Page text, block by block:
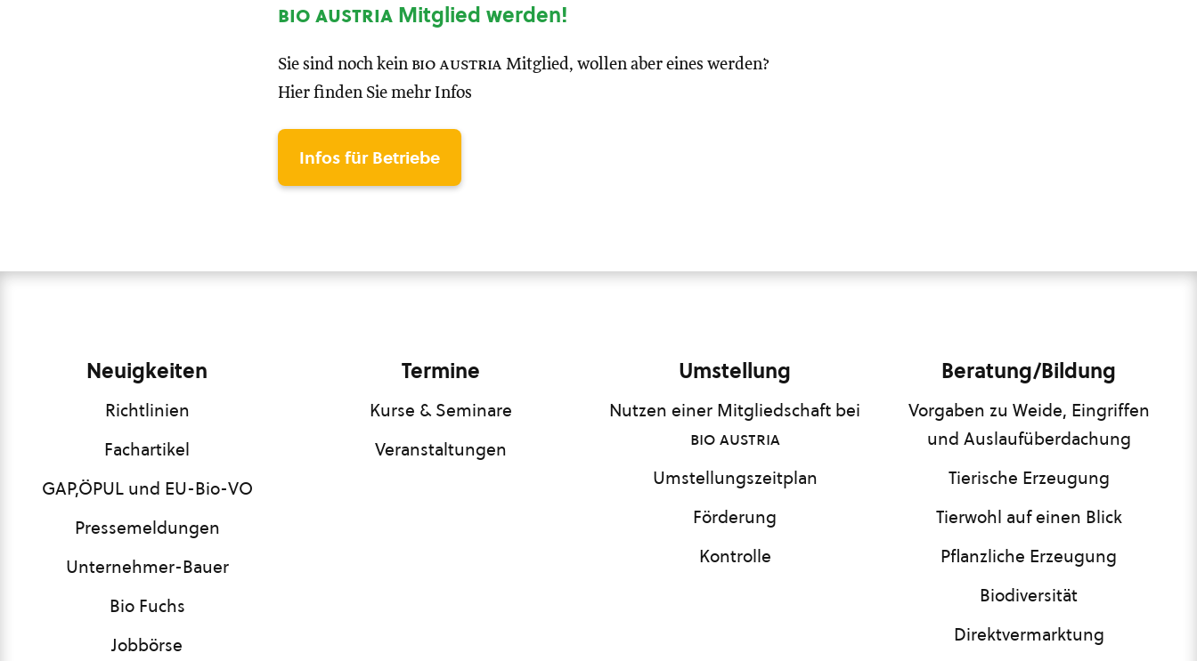
bio austria Mitglied werden!
Sie sind noch kein bio austria Mitglied, wollen aber eines werden?
Hier finden Sie mehr Infos
Infos für Betriebe
Neuigkeiten
Richtlinien
Fachartikel
GAP,ÖPUL und EU-Bio-VO
Pressemeldungen
Unternehmer-Bauer
Bio Fuchs
Jobbörse
Termine
Kurse & Seminare
Veranstaltungen
Umstellung
Nutzen einer Mitgliedschaft bei
bio austria
Umstellungszeitplan
Förderung
Kontrolle
Beratung/Bildung
Vorgaben zu Weide, Eingriffen
und Auslaufüberdachung
Tierische Erzeugung
Tierwohl auf einen Blick
Pflanzliche Erzeugung
Biodiversität
Direktvermarktung